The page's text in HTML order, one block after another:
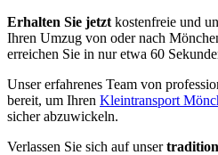
Erhalten Sie jetzt kostenfreie und
Ihren Umzug von oder nach
erreichen Sie in nur etwa 60
Unser erfahrenes Team von
bereit, um Ihren Kleintransport
sicher abzuwickeln.
Verlassen Sie sich auf unser